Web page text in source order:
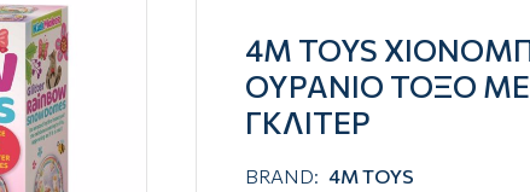
4M TOYS
ΟΥΡΑΝΙΟ ΤΟΞΟ ΜΕ
ΓΚΛΙΤΕΡ
BRAND: 4M TOYS